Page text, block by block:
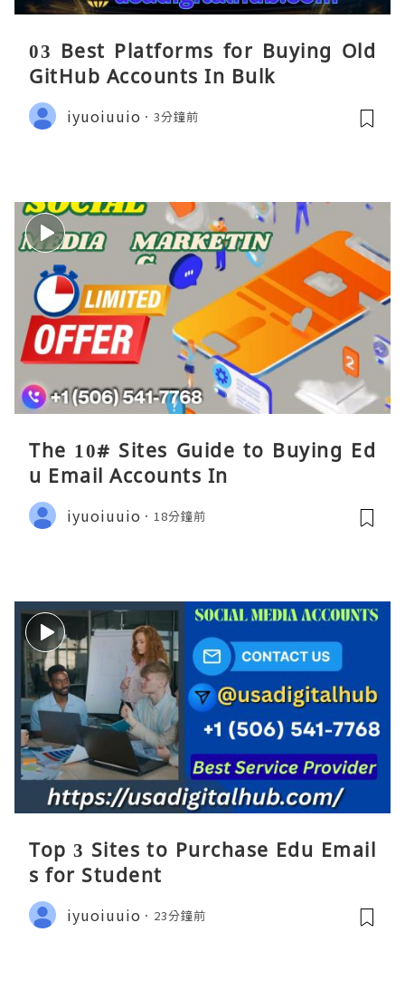
03 Best Platforms for Buying Old
GitHub Accounts In Bulk
iyuoiuuio 3分鐘前
The 10# Sites Guide to Buying Ed
u Email Accounts In
iyuoiuuio 18分鐘前
Top 3 Sites to Purchase Edu Email
s for Student
iyuoiuuio 23分鐘前